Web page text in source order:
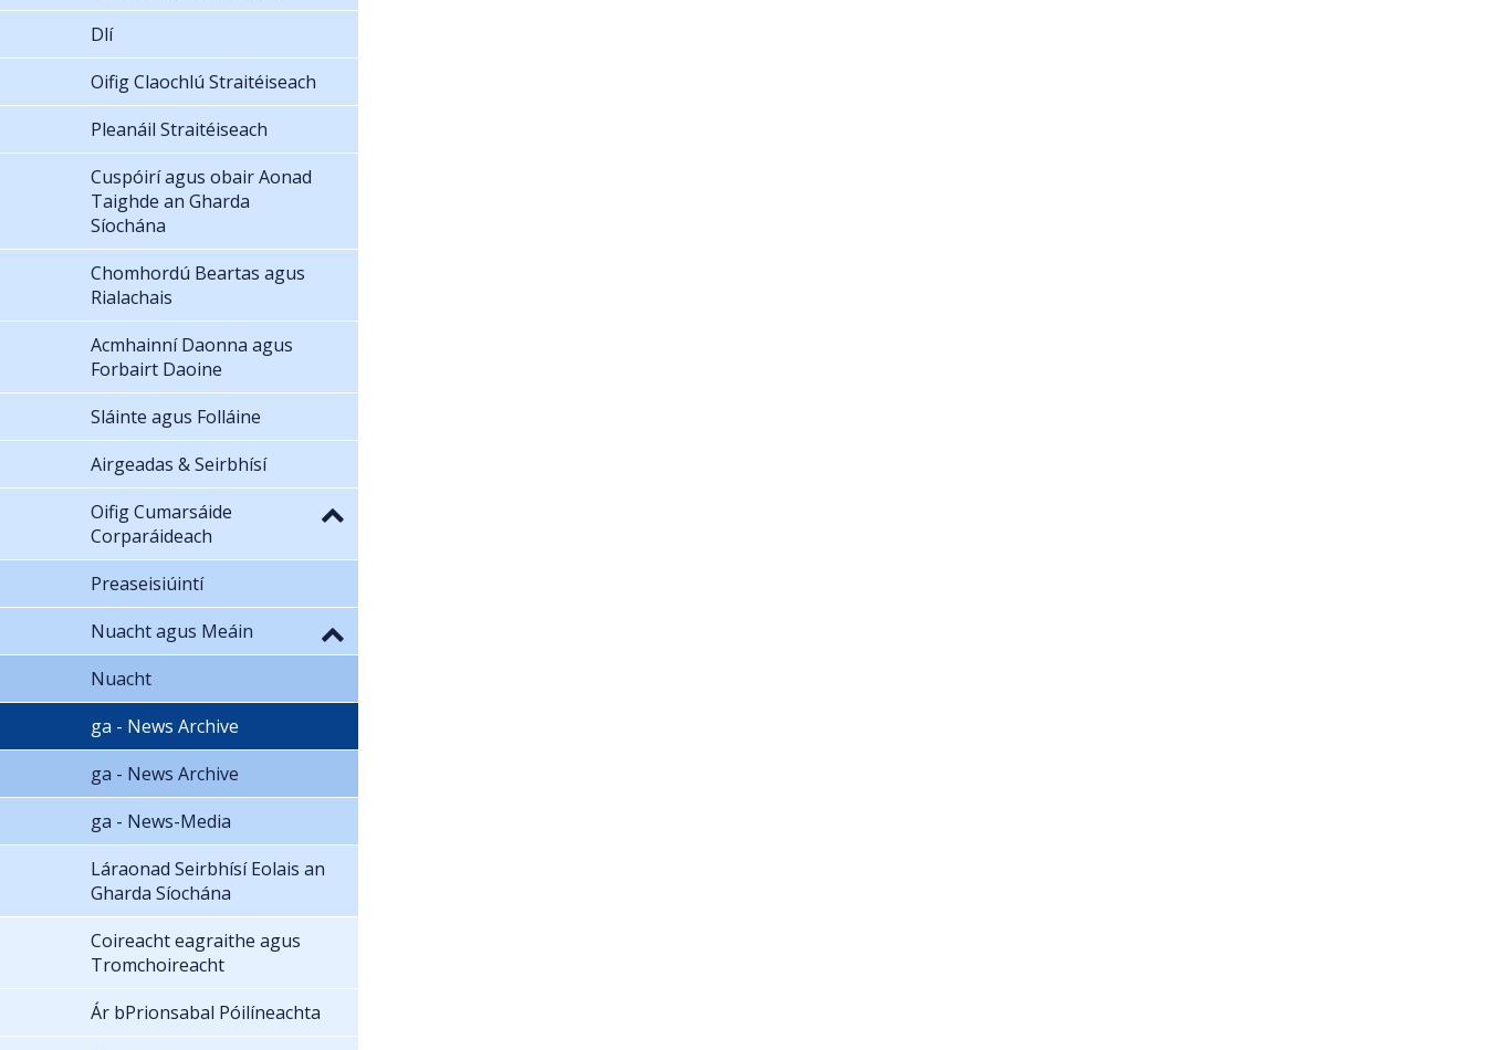
Dlí
Oifig Claochlú Straitéiseach
Pleanáil Straitéiseach
Cuspóirí agus obair Aonad
Taighde an Gharda
Síochána
Chomhordú Beartas agus
Rialachais
Acmhainní Daonna agus
Forbairt Daoine
Sláinte agus Folláine
Airgeadas & Seirbhísí
Oifig Cumarsáide
Corparáideach
Preaseisiúintí
Nuacht agus Meáin
Nuacht
ga - News Archive
ga - News Archive
ga - News-Media
Láraonad Seirbhísí Eolais an
Gharda Síochána
Coireacht eagraithe agus
Tromchoireacht
Ár bPrionsabal Póilíneachta